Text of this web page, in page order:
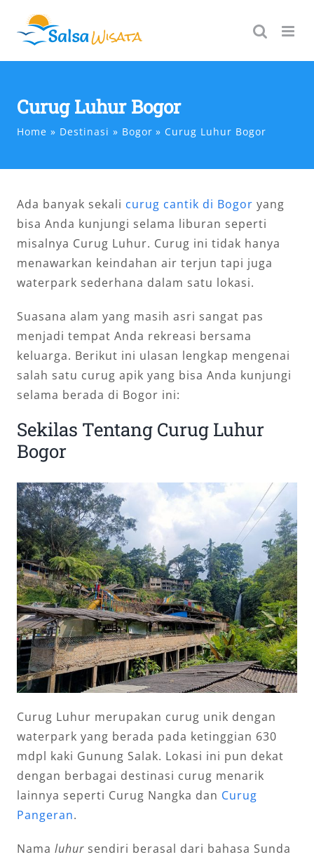
content
Curug Luhur Bogor
Home Destinasi Bogor Curug Luhur Bogor
Ada banyak sekali curug cantik di Bogor yang
bisa Anda kunjungi selama liburan seperti
misalnya Curug Luhur. Curug ini tidak hanya
menawarkan keindahan air terjun tapi juga
waterpark sederhana dalam satu lokasi.
Suasana alam yang masih asri sangat pas
menjadi tempat Anda rekreasi bersama
keluarga. Berikut ini ulasan lengkap mengenai
salah satu curug apik yang bisa Anda kunjungi
selama berada di Bogor ini:
Sekilas Tentang Curug Luhur
Bogor
Curug Luhur merupakan curug unik dengan
waterpark yang berada pada ketinggian 630
mdpl kaki Gunung Salak. Lokasi ini pun dekat
dengan berbagai destinasi curug menarik
lainnya seperti Curug Nangka dan Curug
Pangeran.
Nama luhur sendiri berasal dari bahasa Sunda